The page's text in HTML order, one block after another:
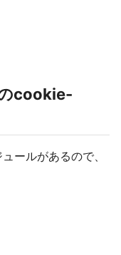
cookie-
ールがあるので、